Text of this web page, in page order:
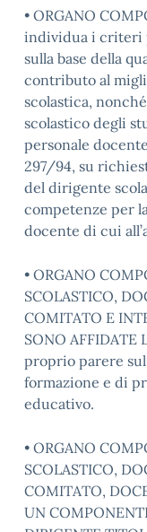
• ORGANO
individua i criteri
sulla base della
contributo al
scolastica,
scolastico degli
personale
297/94, su
del dirigente
competenze per
docente di cui
• ORGANO
SCOLASTICO,
COMITATO E
SONO AFFIDATE
proprio parere
formazione e di
educativo.
• ORGANO
SCOLASTICO,
COMITATO,
UN